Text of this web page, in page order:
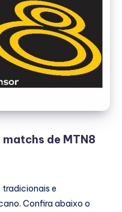
de MTN8
tradicionais e
Confira abaixo o